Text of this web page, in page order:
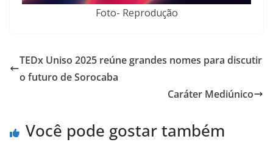
Foto- Reprodução
TEDx Uniso 2025 reúne grandes nomes para discutir
o futuro de Sorocaba
Caráter Mediúnico
Você pode gostar também